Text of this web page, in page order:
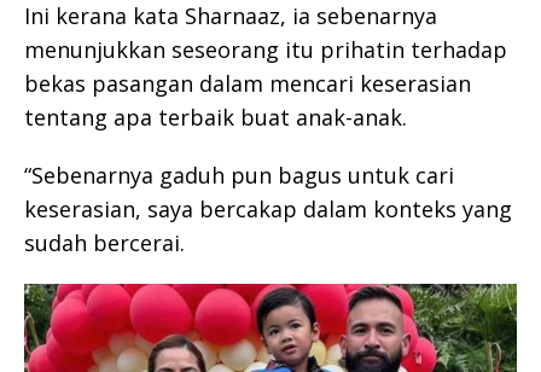
Ini kerana kata Sharnaaz, ia sebenarnya
menunjukkan seseorang itu prihatin terhadap
bekas pasangan dalam mencari keserasian
tentang apa terbaik buat anak-anak.
“Sebenarnya gaduh pun bagus untuk cari
keserasian, saya bercakap dalam konteks yang
sudah bercerai.